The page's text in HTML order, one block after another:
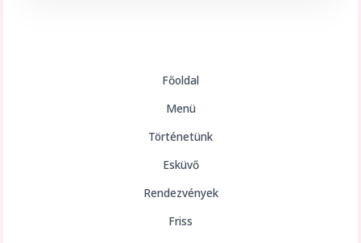
Főoldal
Menü
Történetünk
Esküvő
Rendezvények
Friss